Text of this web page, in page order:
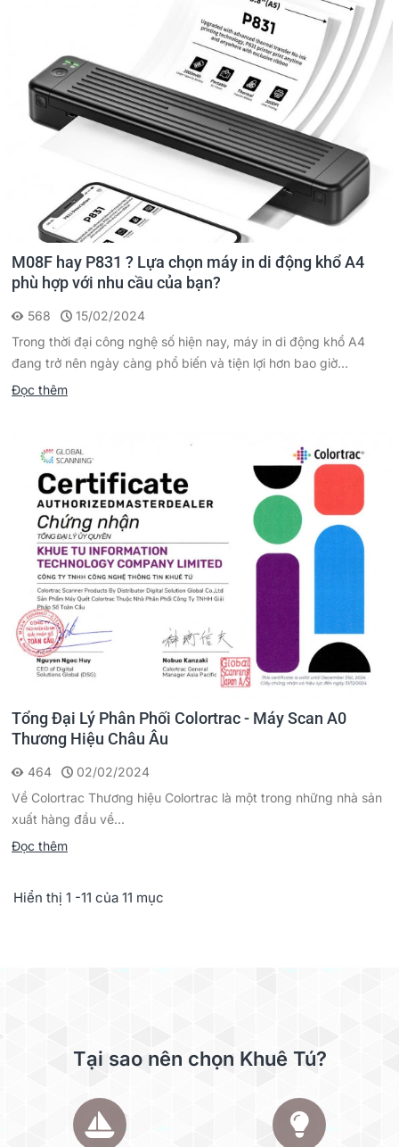
M08F hay P831 ? Lựa chọn máy in di động khổ A4
phù hợp với nhu cầu của bạn?
568
15/02/2024
Trong thời đại công nghệ số hiện nay, máy in di động khổ A4
đang trở nên ngày càng phổ biến và tiện lợi hơn bao giờ...
Đọc thêm
Tổng Đại Lý Phân Phối Colortrac - Máy Scan A0
Thương Hiệu Châu Âu
464
02/02/2024
Về Colortrac Thương hiệu Colortrac là một trong những nhà sản
xuất hàng đầu về...
Đọc thêm
Hiển thị 1 -11 của 11 mục
Tại sao nên chọn Khuê Tú?